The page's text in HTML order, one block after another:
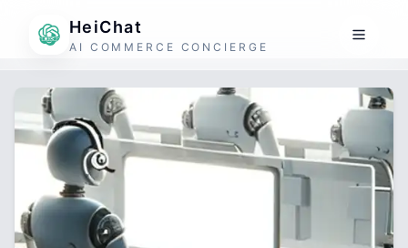
HeiChat
AI COMMERCE CONCIERGE